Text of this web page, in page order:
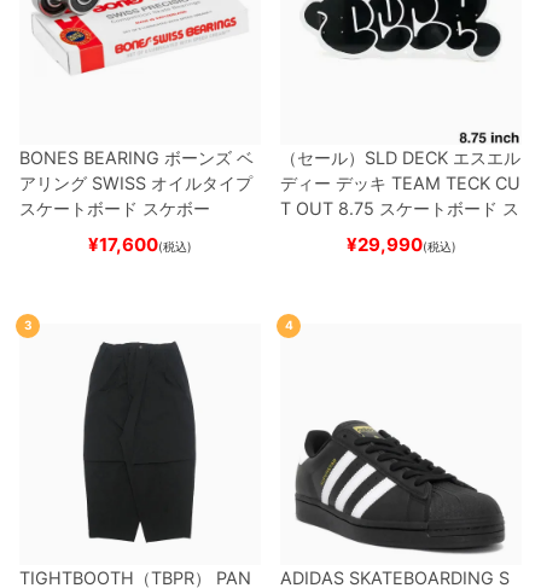
BONES BEARING ボーンズ ベ
アリング SWISS オイルタイプ
スケートボード スケボー
¥17,600(税込)
（セール） SLD DECK エスエル
ディー デッキ TEAM TECK CU
T OUT 8.75 スケートボード ス
¥29,990(税込)
3
TIGHTBOOTH（TBPR） PAN
4
ADIDAS SKATEBOARDING S